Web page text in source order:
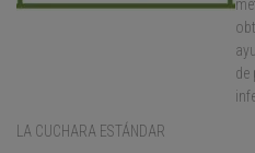
de
LA CUCHARA ESTÁNDAR